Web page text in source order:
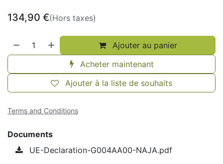
134,90 €(Hors taxes)
Ajouter au panier
Acheter maintenant
Ajouter à la liste de souhaits
Terms and Conditions
Documents
UE-Declaration-G004AA00-NAJA.pdf